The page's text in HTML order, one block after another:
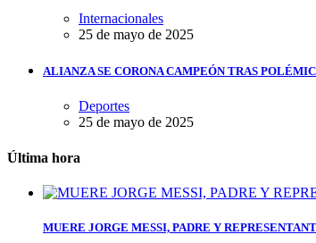
Internacionales
25 de mayo de 2025
ALIANZA SE CORONA CAMPEÓN TRAS
Deportes
25 de mayo de 2025
Última hora
MUERE JORGE MESSI, PADRE Y